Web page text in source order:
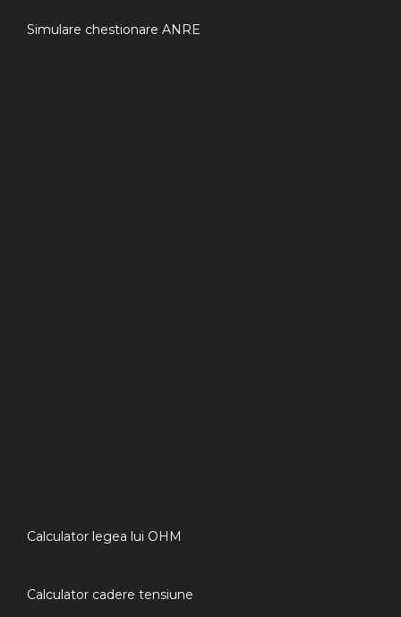
Simulare chestionare ANRE
Calculator legea lui OHM
Calculator cadere tensiune